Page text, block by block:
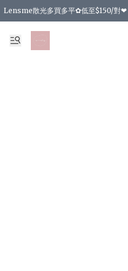
Lensme散光多買多平✿低至$150/對❤
台灣Karacon⁩✧日拋 特價清貨❁⃘
日本韓國多款日/月拋現貨☼ 特價❤︎數量
🇰🇷韓國多款月拋現貨 特價兩對$99✿
精選商品，任選買2件或以上9 折；買
精選商品，任選買2件HKD 140.00；
精選商品，任選買2件HKD 190.00；
精選商品，任選買2件HKD 110.00；
精選商品，任選買2件HKD 170.00；
精選商品，任選買2件或以上減HKD
精選商品，任選買2件或以上減HKD
精選商品，任選買2件或以上95 折；
精選商品，任選買12件或以上87 折
精選商品，任選買2件或以上減HKD
精選商品，任選買2件或以上95 折；
購物滿 HKD 800.00即享免運費優惠！